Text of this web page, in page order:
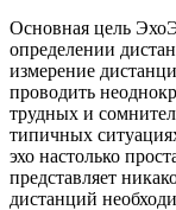
Основная цель
определении
измерение
проводить
трудных и
типичных
эхо настолько
представляет
дистанций